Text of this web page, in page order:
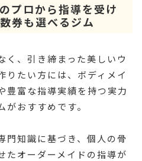
プロから指導を受け
券も選べるジム
く、引き締まった美しいウ
りたい方には、ボディメイ
豊富な指導実績を持つ実力
おすすめです。
門知識に基づき、個人の骨
たオーダーメイドの指導が